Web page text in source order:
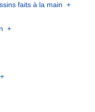
faits à la main +
+
+